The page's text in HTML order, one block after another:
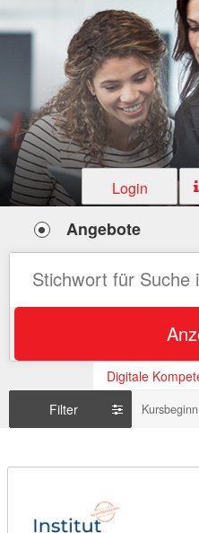
Login
Angebote
Digitale
Filter